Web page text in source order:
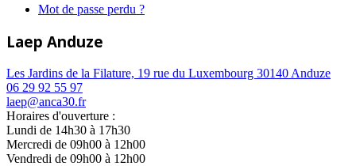
Mot de passe perdu ?
Laep Anduze
Les Jardins de la Filature, 19 rue du Luxembourg 30140 Anduze
06 29 92 55 97
laep@anca30.fr
Horaires d'ouverture :
Lundi de 14h30 à 17h30
Mercredi de 09h00 à 12h00
Vendredi de 09h00 à 12h00